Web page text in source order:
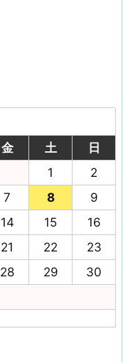
金 土
日
1
2
7 8
9
14 15
16
21 22
23
28 29
30